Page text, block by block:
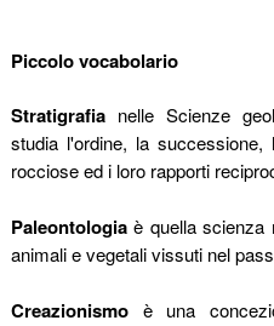
Piccolo vocabolario
Stratigrafianelle Scienze
studia l'ordine, la successione,
rocciose ed i loro rapporti
Paleontologiaè quella scienza
animali e vegetali vissuti nel
Creazionismoè una